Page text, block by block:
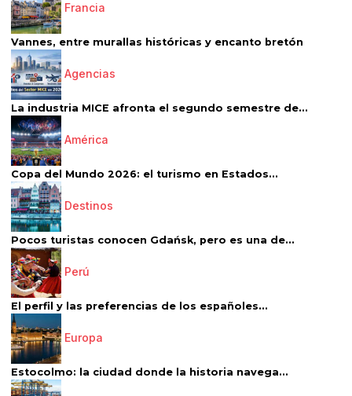
Francia
Vannes, entre murallas históricas y encanto bretón
Agencias
La industria MICE afronta el segundo semestre de...
América
Copa del Mundo 2026: el turismo en Estados...
Destinos
Pocos turistas conocen Gdańsk, pero es una de...
Perú
El perfil y las preferencias de los españoles...
Europa
Estocolmo: la ciudad donde la historia navega...